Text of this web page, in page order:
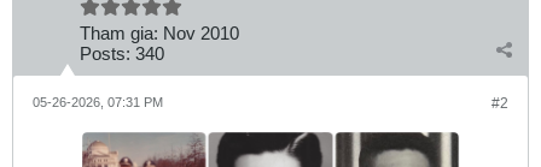
Tham gia: Nov 2010
Posts: 340
#2
05-26-2026, 07:31 PM